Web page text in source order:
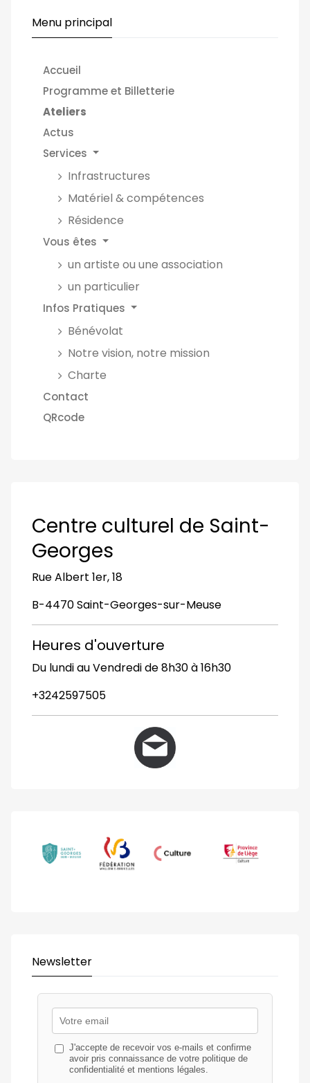
Menu principal
Accueil
Programme et Billetterie
Ateliers
Actus
Services
Infrastructures
Matériel & compétences
Résidence
Vous êtes
un artiste ou une association
un particulier
Infos Pratiques
Bénévolat
Notre vision, notre mission
Charte
Contact
QRcode
Centre culturel de Saint-
Georges
Rue Albert 1er, 18
B-4470 Saint-Georges-sur-Meuse
Heures d'ouverture
Du lundi au Vendredi de 8h30 à 16h30
+3242597505
Newsletter